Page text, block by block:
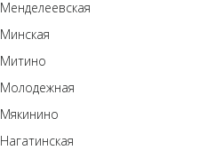
Менделеевская
Минская
Митино
Молодежная
Мякинино
Нагатинская